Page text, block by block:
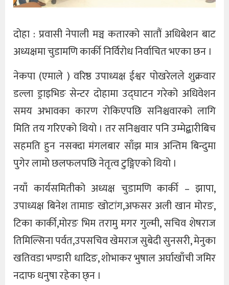
दोहा : प्रवासी नेपाली मञ्च कतारको सातौं अधिबेशन बाट
अध्यक्षमा चुडामणि कार्की निर्विरोध निर्वाचित भएका छन ।
नेकपा (एमाले ) वरिष्ठ उपाध्यक्ष ईश्वर पोखरेलले शुक्रवार
डल्ला ड्राइभिङ सेन्टर दोहामा उद्घाटन गरेको अधिवेशन
समय अभावका कारण रोकिएपछि सनिश्चवारको लागि
मिति तय गरिएको थियो । तर सनिश्चवार पनि उम्मेद्बारीबिच
सहमति हुन नसक्दा मंगलबार साँझ मात्र अन्तिम बिन्दुमा
पुगेर लामो छलफलपछि नेतृत्व टुङ्गिएको थियो ।
नयाँ कार्यसमितीको अध्यक्ष चुडामणि कार्की – झापा,
उपाध्यक्ष बिनेश तामाङ खोटांग,अफसर अली खान मोरङ,
टिका कार्की,मोरङ भिम तरामु मगर गुल्मी, सचिव शेषराज
तिमिल्सिना पर्वत,उपसचिव खेमराज सुबेदी सुनसरी, मेनुका
खतिवडा भण्डारी धादिङ, शोभाकर भुषाल अर्घाखाँची जमिर
नदाफ धनुषा रहेका छ्न ।